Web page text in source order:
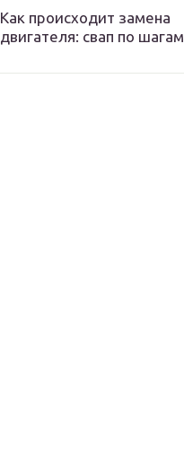
Как происходит замена
двигателя: свап по шагам